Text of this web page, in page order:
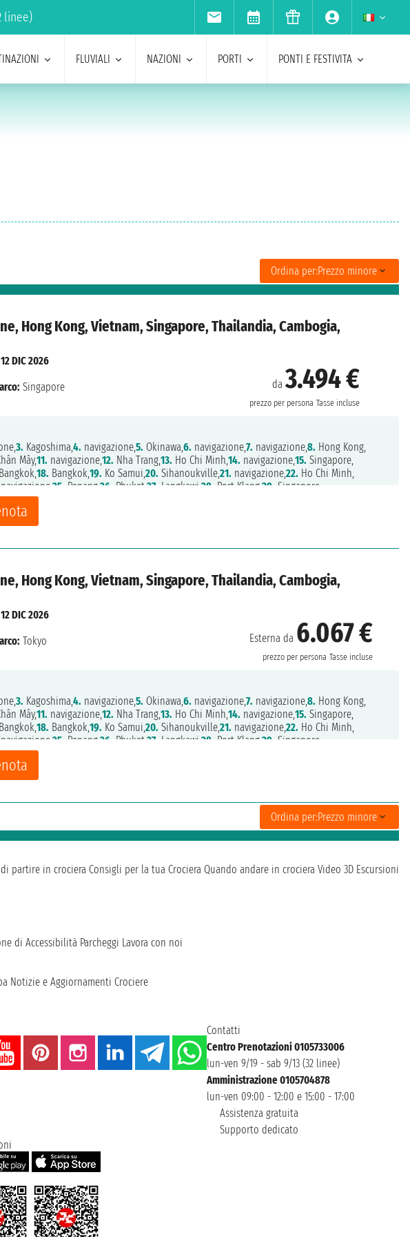
linee)
FLUVIALI NAZIONI PORTI PONTI E FESTIVITA
Ordina per:Prezzo minore
Hong Kong, Vietnam, Singapore, Thailandia, Cambogia,
da3.494 €
prezzo per persona Tasse incluse
12 DIC 2026
Singapore
3. Kagoshima,4. navigazione,5. Okinawa,6. navigazione,7. navigazione,8. Hong Kong,
Mây,11. navigazione,12. Nha Trang,13. Ho Chi Minh,14. navigazione,15. Singapore,
Bangkok,18. Bangkok,19. Ko Samui,20. Sihanoukville,21. navigazione,22. Ho Chi Minh,
navigazione,25. Penang,26. Phuket,27. Langkawi,28. Port Klang,29. Singapore
Hong Kong, Vietnam, Singapore, Thailandia, Cambogia,
Esterna da 6.067 €
prezzo per persona Tasse incluse
12 DIC 2026
Tokyo
3. Kagoshima,4. navigazione,5. Okinawa,6. navigazione,7. navigazione,8. Hong Kong,
Mây,11. navigazione,12. Nha Trang,13. Ho Chi Minh,14. navigazione,15. Singapore,
Bangkok,18. Bangkok,19. Ko Samui,20. Sihanoukville,21. navigazione,22. Ho Chi Minh,
navigazione,25. Penang,26. Phuket,27. Langkawi,28. Port Klang,29. Singapore,
Trang,
Ordina per:Prezzo minore
di partire in crociera Consigli per la tua Crociera Quando andare in crociera Video 3D Escursioni
di Accessibilità Parcheggi Lavora con noi
Notizie e Aggiornamenti Crociere
Contatti
Centro Prenotazioni 0105733006
lun-ven 9/19 - sab 9/13 (32 linee)
Amministrazione 0105704878
lun-ven 09:00 - 12:00 e 15:00 - 17:00
Assistenza gratuita
Supporto dedicato